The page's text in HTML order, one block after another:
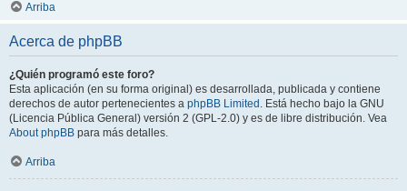
Arriba
Acerca de phpBB
¿Quién programó este foro?
Esta aplicación (en su forma original) es desarrollada, publicada y contiene
derechos de autor pertenecientes a phpBB Limited . Está hecho bajo la GNU
(Licencia Pública General) versión 2 (GPL-2.0) y es de libre distribución. Vea
About phpBB para más detalles.
Arriba